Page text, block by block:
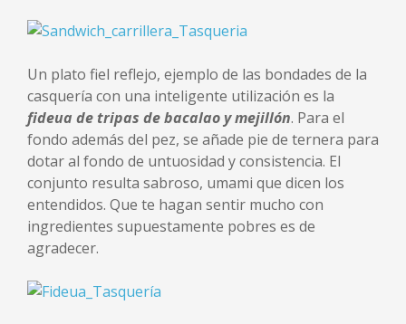
Un plato fiel reflejo, ejemplo de las bondades de la
casquería con una inteligente utilización es la
fideua de tripas de bacalao y mejillón. Para el
fondo además del pez, se añade pie de ternera para
dotar al fondo de untuosidad y consistencia. El
conjunto resulta sabroso, umami que dicen los
entendidos. Que te hagan sentir mucho con
ingredientes supuestamente pobres es de
agradecer.